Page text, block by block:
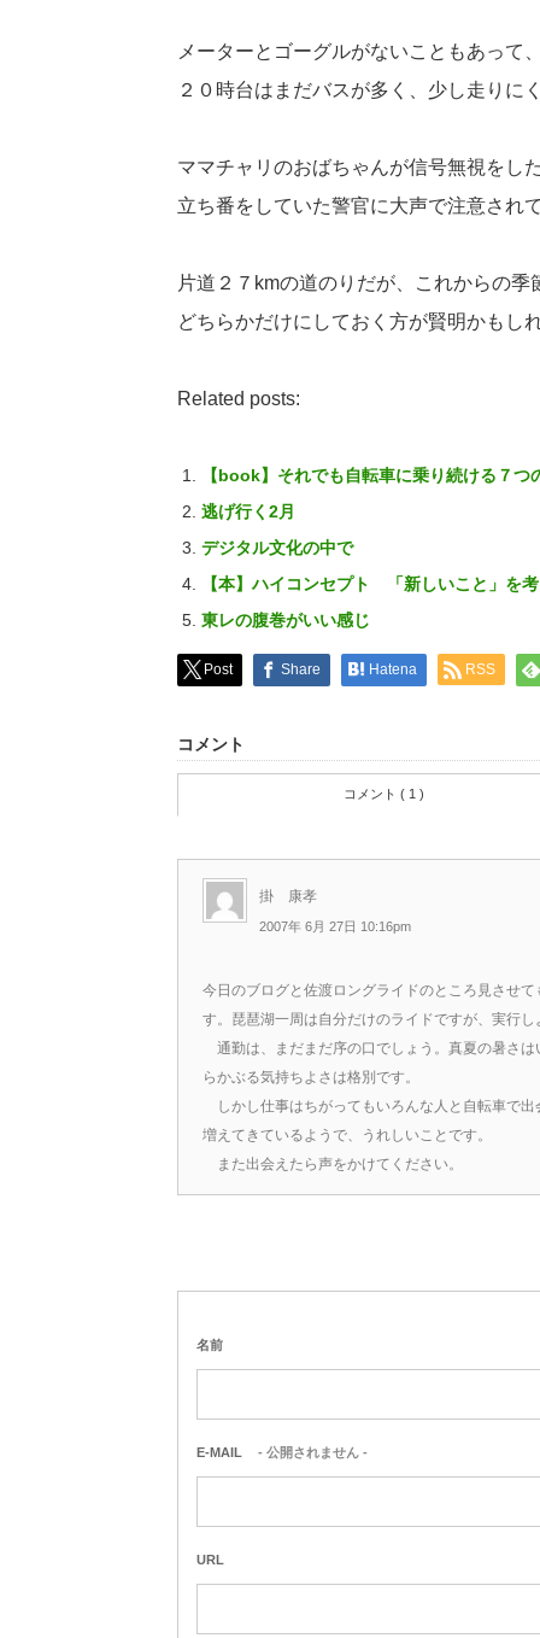
メーターとゴーグルがないこともあって
２０時台はまだバスが多く、少し走りに
ママチャリのおばちゃんが信号無視をし
立ち番をしていた警官に大声で注意され
片道２７kmの道のりだが、これからの季
どちらかだけにしておく方が賢明かもし
Related posts:
【book】それでも自転車に乗り続ける７つ
逃げ行く2月
デジタル文化の中で
【本】ハイコンセプト 「新しいこと」を
東レの腹巻がいい感じ
Post Share Hatena RSS
コメント
コメント ( 1 )
掛 康孝
2007年 6月 27日 10:16pm
今日のブログと佐渡ロングライドのところ見させ
す。琵琶湖一周は自分だけのライドですが、実行
通勤は、まだまだ序の口でしょう。真夏の暑さ
らかぶる気持ちよさは格別です。
しかし仕事はちがってもいろんな人と自転車で
増えてきているようで、うれしいことです。
また出会えたら声をかけてください。
名前
E-MAIL - 公開されません -
URL